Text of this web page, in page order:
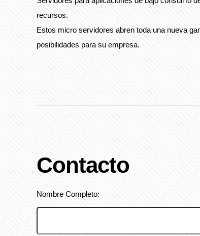
recursos.
Estos micro servidores abren toda una nueva
posibilidades para su empresa.
Contacto
Nombre Completo: